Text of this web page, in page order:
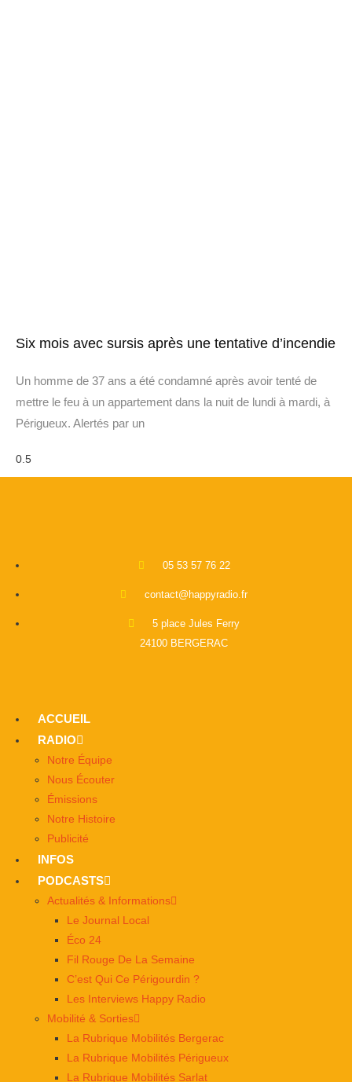
Six mois avec sursis après une tentative d’incendie
Un homme de 37 ans a été condamné après avoir tenté de
mettre le feu à un appartement dans la nuit de lundi à mardi, à
Périgueux. Alertés par un
05 53 57 76 22
contact@happyradio.fr
5 place Jules Ferry
24100 BERGERAC
ACCUEIL
RADIO
Notre Équipe
Nous Écouter
Émissions
Notre Histoire
Publicité
INFOS
PODCASTS
Actualités & Informations
Le Journal Local
Éco 24
Fil Rouge De La Semaine
C’est Qui Ce Périgourdin ?
Les Interviews Happy Radio
Mobilité & Sorties
La Rubrique Mobilités Bergerac
La Rubrique Mobilités Périgueux
La Rubrique Mobilités Sarlat